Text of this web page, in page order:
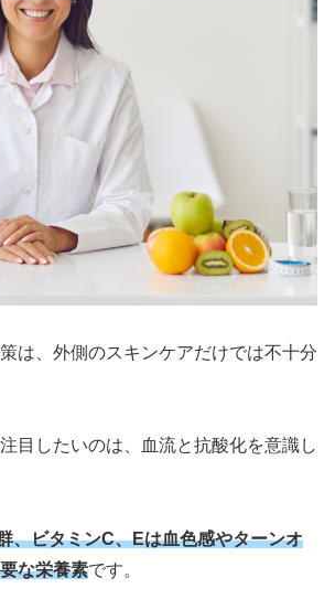
は、外側のスキンケアだけでは不十分
目したいのは、血流と抗酸化を意識し
、ビタミンC、Eは血色感やターンオ
な栄養素です。